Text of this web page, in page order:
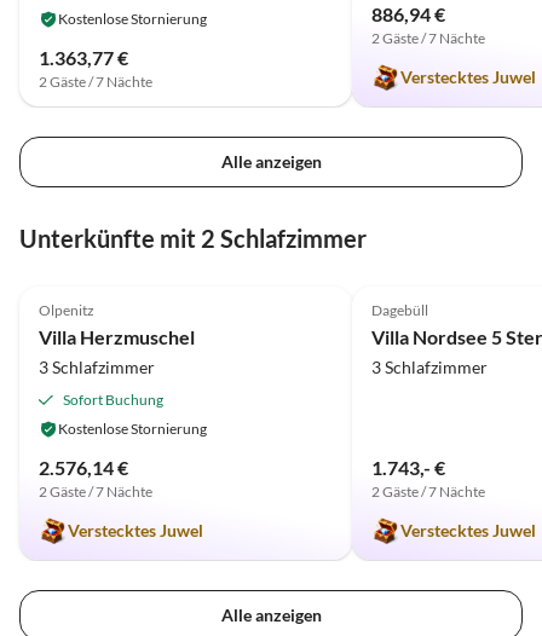
Kostenlose Stornierung
1.363,77 €
2 Gäste / 7 Nächte
886,94 €
2 Gäste / 7 Nächte
Verstecktes Juwel
Alle anzeigen
Unterkünfte mit 2 Schlafzimmer
Olpenitz
Villa Herzmuschel
3 Schlafzimmer
Sofort Buchung
Kostenlose Stornierung
2.576,14 €
2 Gäste / 7 Nächte
Verstecktes Juwel
Dagebüll
Villa Nordsee 5
3 Schlafzimmer
1.743,- €
2 Gäste / 7 Nächte
Verstecktes Juwel
Alle anzeigen